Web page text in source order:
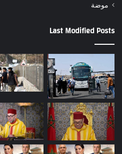
موضة
Last Modified Posts